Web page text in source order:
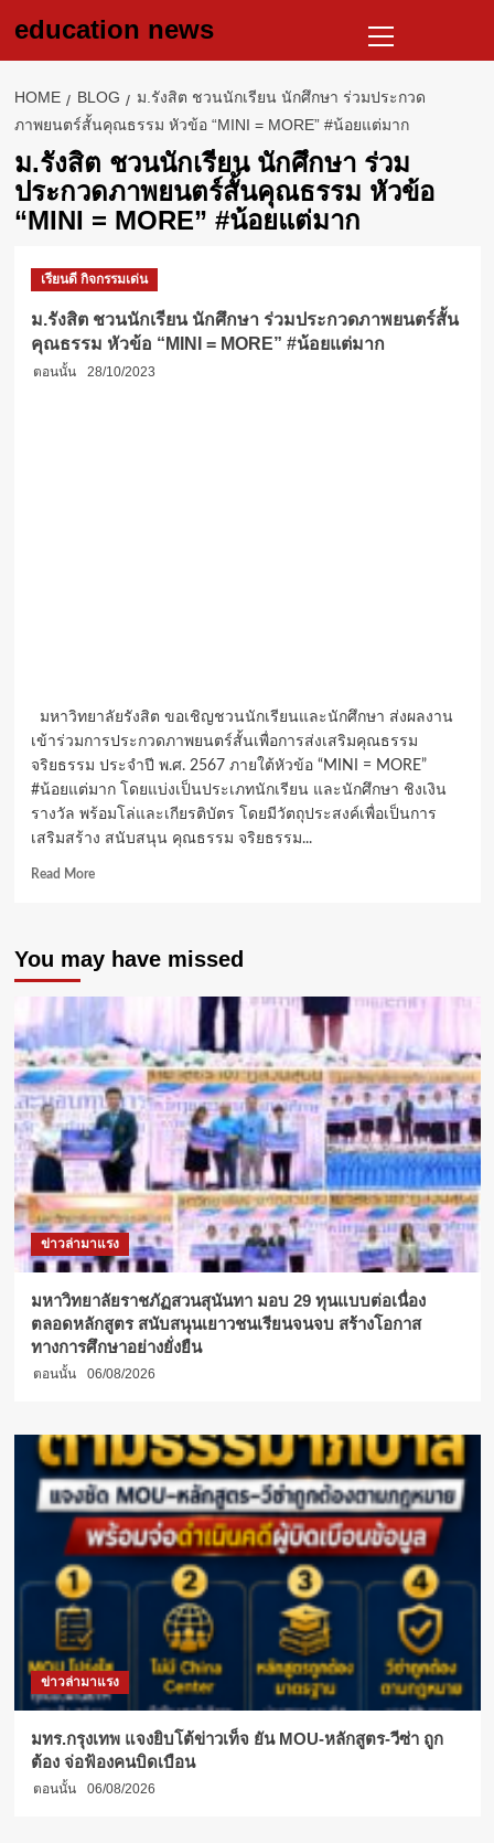
education news
Menu
HOME BLOG
ม.รังสิต ชวนนักเรียน นักศึกษา ร่วมประกวด
ภาพยนตร์สั้นคุณธรรม หัวข้อ “MINI = MORE” #น้อยแต่มาก
ม.รังสิต ชวนนักเรียน นักศึกษา ร่วม
ประกวดภาพยนตร์สั้นคุณธรรม หัวข้อ
“MINI = MORE” #น้อยแต่มาก
เรียนดี กิจกรรมเด่น
ม.รังสิต ชวนนักเรียน นักศึกษา ร่วมประกวดภาพยนตร์สั้น
คุณธรรม หัวข้อ “MINI = MORE” #น้อยแต่มาก
ตอนนั้น 28/10/2023
มหาวิทยาลัยรังสิต ขอเชิญชวนนักเรียนและนักศึกษา ส่งผลงาน
เข้าร่วมการประกวดภาพยนตร์สั้นเพื่อการส่งเสริมคุณธรรม
จริยธรรม ประจำปี พ.ศ. 2567 ภายใต้หัวข้อ “MINI = MORE”
#น้อยแต่มาก โดยแบ่งเป็นประเภทนักเรียน และนักศึกษา ชิงเงิน
รางวัล พร้อมโล่และเกียรติบัตร โดยมีวัตถุประสงค์เพื่อเป็นการ
เสริมสร้าง สนับสนุน คุณธรรม จริยธรรม...
Read MoreRead
ชวน
นักเรียน
นักศึกษา
ประกวด
ภาพยนตร์
สั้น
คุณธรรม
หัวข้อ
“MINI
=
MORE”
#น้อย
แต่
มาก
You may have missed
ข่าวล่ามาแรง
มหาวิทยาลัยราชภัฏสวนสุนันทา มอบ 29 ทุนแบบต่อเนื่อง
ตลอดหลักสูตร สนับสนุนเยาวชนเรียนจนจบ สร้างโอกาส
ทางการศึกษาอย่างยั่งยืน
ตอนนั้น 06/08/2026
ข่าวล่ามาแรง
มทร.กรุงเทพ แจงยิบโต้ข่าวเท็จ ยัน MOU-หลักสูตร-วีซ่า ถูก
ต้อง จ่อฟ้องคนบิดเบือน
ตอนนั้น 06/08/2026